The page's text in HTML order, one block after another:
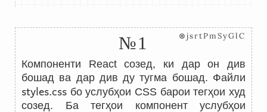
№1 ⊗jsrtPmSyGlC
Компоненти React созед, ки дар он див
бошад ва дар див ду тугма бошад. Файли
styles.css бо услубҳои CSS барои тегҳои худ
созед. Ба тегҳои компонент услубҳои